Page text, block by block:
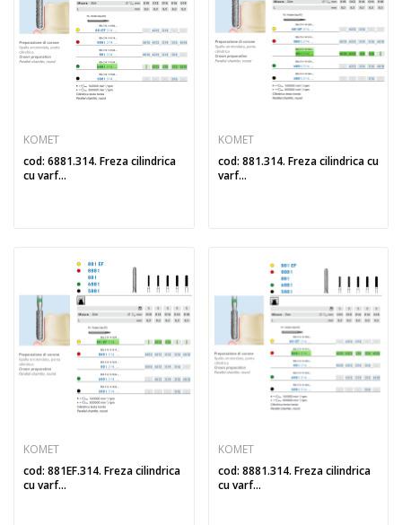
KOMET
cod: 6881.314. Freza cilindrica
cu varf...
KOMET
cod: 881.314. Freza cilindrica cu
varf...
KOMET
cod: 881EF.314. Freza cilindrica
cu varf...
KOMET
cod: 8881.314. Freza cilindrica
cu varf...